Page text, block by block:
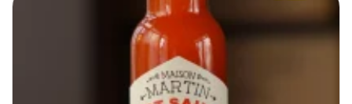
Fabrication France